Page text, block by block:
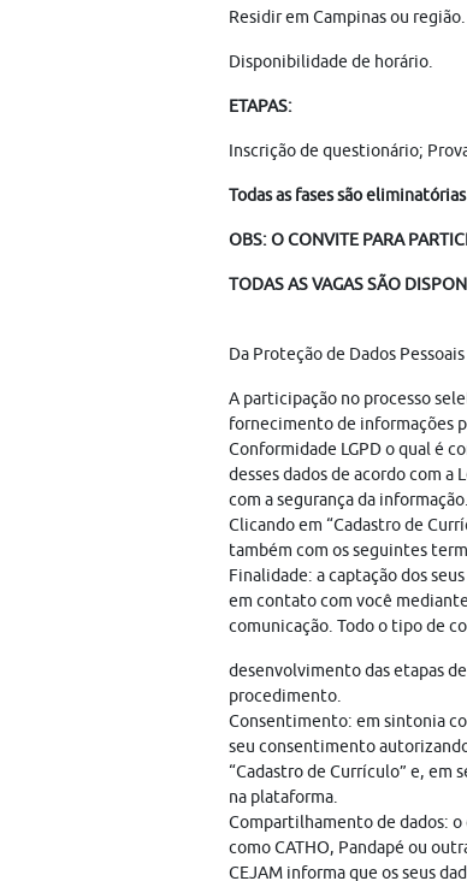
Residir em Campinas ou região.
Disponibilidade de horário.
ETAPAS:
Inscrição de questionário;
Todas as fases são
OBS: O CONVITE PARA
TODAS AS VAGAS SÃO
Da Proteção de Dados Pessoais
A participação no processo
fornecimento de informações
Conformidade LGPD o qual é
desses dados de acordo com
com a segurança da informação.
Clicando em “Cadastro de
também com os seguintes
Finalidade: a captação dos
em contato com você
comunicação. Todo o tipo de
desenvolvimento das etapas
procedimento.
Consentimento: em sintonia
seu consentimento
“Cadastro de Currículo” e, em
na plataforma.
Compartilhamento de dados:
como CATHO, Pandapé ou
CEJAM informa que os seus